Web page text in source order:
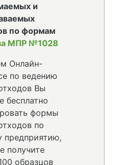
и
по формам
МПР №1028
Онлайн-
по ведению
Вы
бесплатно
формы
по
предприятию,
получите
образцов